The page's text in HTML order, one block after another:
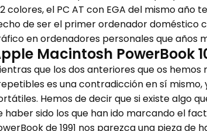
colores, el PC AT con EGA del mismo
de ser el primer ordenador doméstico
en ordenadores personales que años
Macintosh PowerBook
que los dos anteriores que os
es una contradicción en sí
Hemos de decir que si existe algo
haber sido los que han ido marcando el
de 1991 nos parezca una pieza